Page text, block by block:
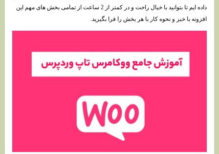
داده ایم تا بتوانید با خیال راحت و در کمتر از 2 ساعت از تمامی بخش های مهم این
افزونه با خبر و نحوه کار با هر بخش را فرا بگیرید.